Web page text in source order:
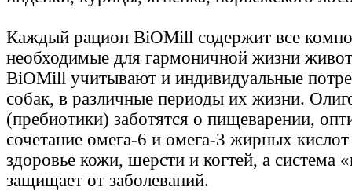
Каждый рацион BiOMill содержит все
необходимые для гармоничной жизни
BiOMill учитывают и индивидуальные
собак, в различные периоды их жизни.
(пребиотики) заботятся о пищеварении,
сочетание омега-6 и омега-3 жирных
здоровье кожи, шерсти и когтей, а система
защищает от заболеваний.